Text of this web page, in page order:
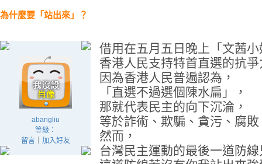
為什麼要「站出來」？
abangliu
等級：
留言｜ 加入好友
借用在五月五日晚上「文茜
香港人民支持特首直選的抗
因為香港人民普遍認為，
「直選不過選個陳水扁」，
那就代表民主的向下沉淪，
等於詐術、欺騙、貪污、腐
然而，
台灣民主運動的最後一道防